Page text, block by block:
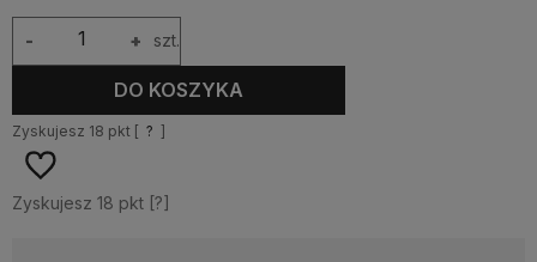
+
- szt.
DO KOSZYKA
Zyskujesz 18 pkt [ ? ]
Zyskujesz 18 pkt [?]